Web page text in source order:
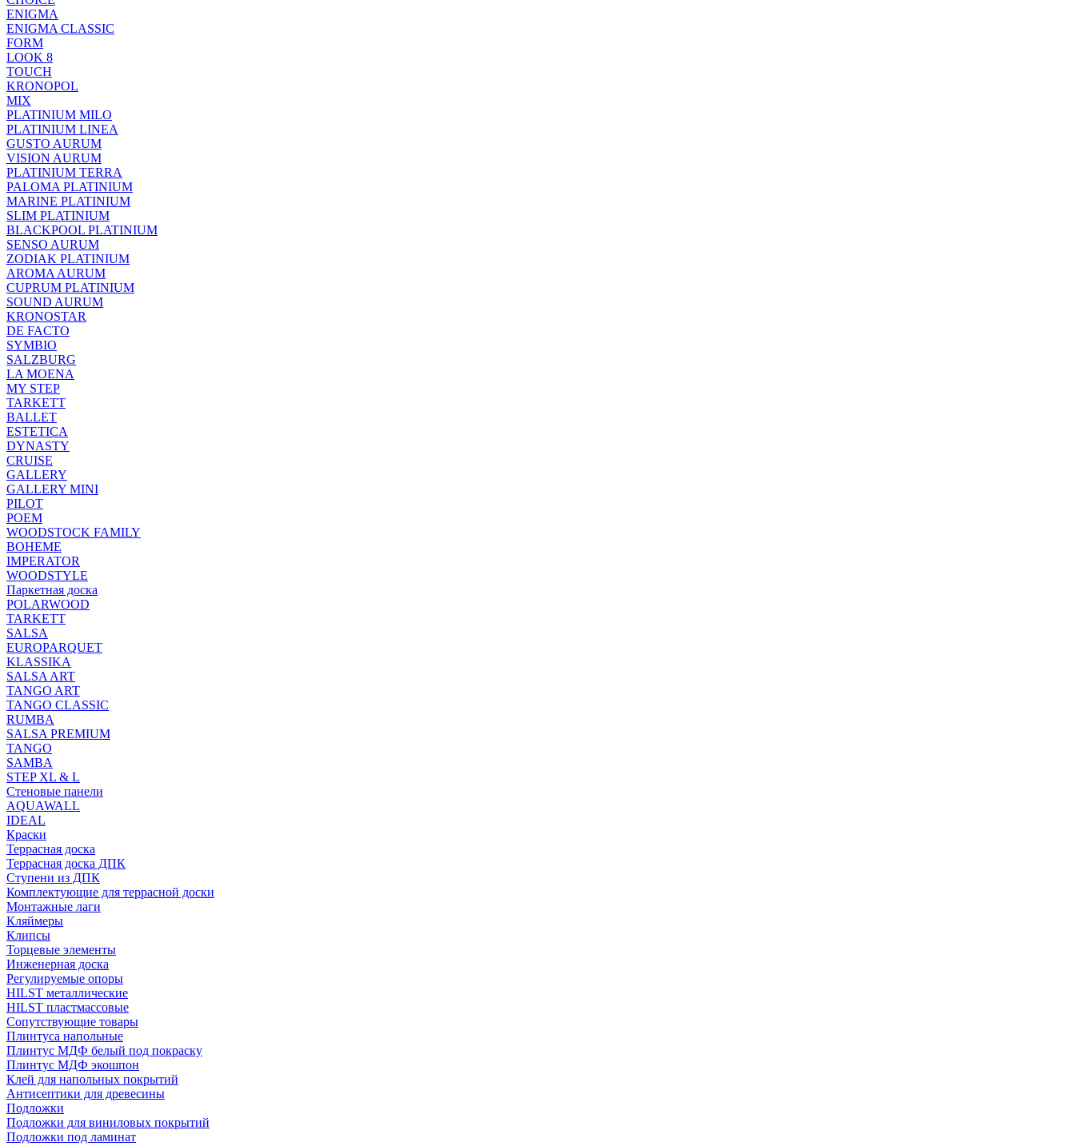
ENIGMA
ENIGMA CLASSIC
FORM
LOOK 8
TOUCH
KRONOPOL
MIX
PLATINIUM MILO
PLATINIUM LINEA
GUSTO AURUM
VISION AURUM
PLATINIUM TERRA
PALOMA PLATINIUM
MARINE PLATINIUM
SLIM PLATINIUM
BLACKPOOL PLATINIUM
SENSO AURUM
ZODIAK PLATINIUM
AROMA AURUM
CUPRUM PLATINIUM
SOUND AURUM
KRONOSTAR
DE FACTO
SYMBIO
SALZBURG
LA MOENA
MY STEP
TARKETT
BALLET
ESTETICA
DYNASTY
CRUISE
GALLERY
GALLERY MINI
PILOT
POEM
WOODSTOCK FAMILY
BOHEME
IMPERATOR
WOODSTYLE
Паркетная доска
POLARWOOD
TARKETT
SALSA
EUROPARQUET
KLASSIKA
SALSA ART
TANGO ART
TANGO CLASSIC
RUMBA
SALSA PREMIUM
TANGO
SAMBA
STEP XL & L
Стеновые панели
AQUAWALL
IDEAL
Краски
Террасная доска
Террасная доска ДПК
Ступени из ДПК
Комплектующие для террасной доски
Монтажные лаги
Кляймеры
Клипсы
Торцевые элементы
Инженерная доска
Регулируемые опоры
HILST металлические
HILST пластмассовые
Сопутствующие товары
Плинтуса напольные
Плинтус МДФ белый под покраску
Плинтус МДФ экошпон
Клей для напольных покрытий
Антисептики для древесины
Подложки
Подложки для виниловых покрытий
Подложки под ламинат